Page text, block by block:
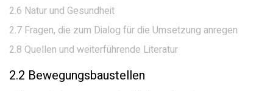
2.6 Natur und Gesundheit
2.7 Fragen, die zum Dialog für die Umsetzung anregen
2.8 Quellen und weiterführende Literatur
2.2 Bewegungsbaustellen